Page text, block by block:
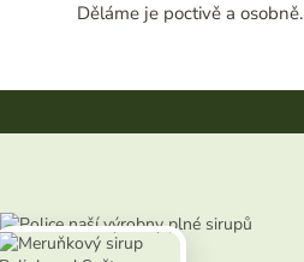
Děláme je poctivě a osobně.